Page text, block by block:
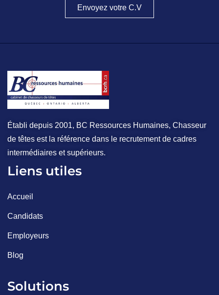
Envoyez votre C.V
Établi depuis 2001, BC Ressources Humaines, Chasseur
de têtes est la référence dans le recrutement de cadres
intermédiaires et supérieurs.
Liens utiles
Accueil
Candidats
Employeurs
Blog
Solutions